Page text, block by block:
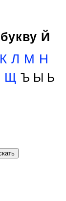
Й
К Л М Н
Щ Ъ Ы Ь